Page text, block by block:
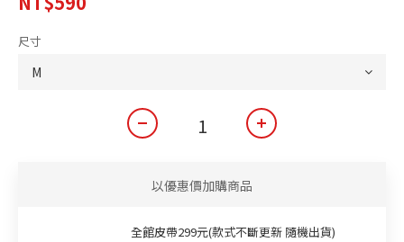
尺寸
以優惠價加購商品
全館皮帶299元(款式不斷更新 隨機出貨)